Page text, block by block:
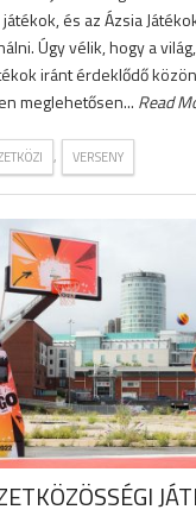
és az Ázsia
Úgy vélik, hogy a világ,
iránt érdeklődő
meglehetősen... Read
, VERSENY